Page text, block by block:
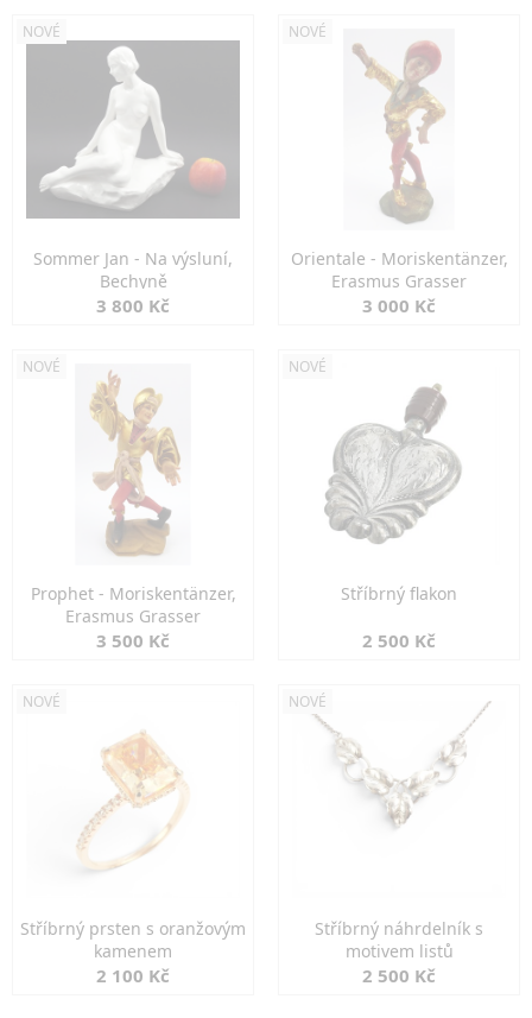
NOVÉ
Sommer Jan - Na výsluní,
Bechyně
3 800 Kč
NOVÉ
Orientale - Moriskentänzer,
Erasmus Grasser
3 000 Kč
NOVÉ
Prophet - Moriskentänzer,
Erasmus Grasser
3 500 Kč
NOVÉ
Stříbrný flakon
2 500 Kč
NOVÉ
Stříbrný prsten s oranžovým
kamenem
2 100 Kč
NOVÉ
Stříbrný náhrdelník s
motivem listů
2 500 Kč